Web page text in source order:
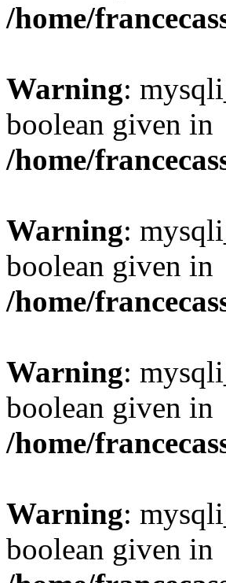
/home/
Warning:
boolean given in
/home/
Warning:
boolean given in
/home/
Warning:
boolean given in
/home/
Warning:
boolean given in